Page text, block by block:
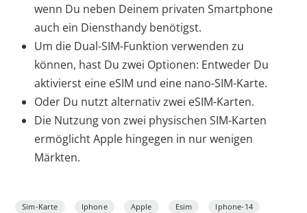
wenn Du neben Deinem privaten Smartphone
auch ein Diensthandy benötigst.
Um die Dual-SIM-Funktion verwenden zu
können, hast Du zwei Optionen: Entweder Du
aktivierst eine eSIM und eine nano-SIM-Karte.
Oder Du nutzt alternativ zwei eSIM-Karten.
Die Nutzung von zwei physischen SIM-Karten
ermöglicht Apple hingegen in nur wenigen
Märkten.
Sim-Karte Iphone Apple Esim Iphone-14